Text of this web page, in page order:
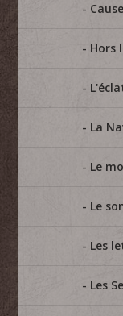
Hors
La
Le
Le
Les
Les